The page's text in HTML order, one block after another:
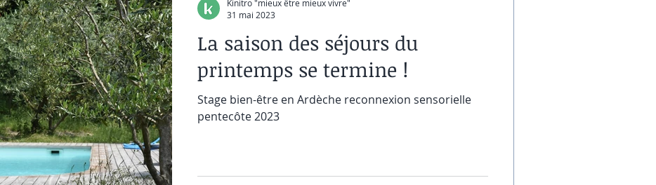
La saison des séjours du
printemps se termine !
Stage bien-être en Ardèche reconnexion sensorielle
pentecôte 2023
Kinitro "mieux être mieux vivre"
31 mai 2023